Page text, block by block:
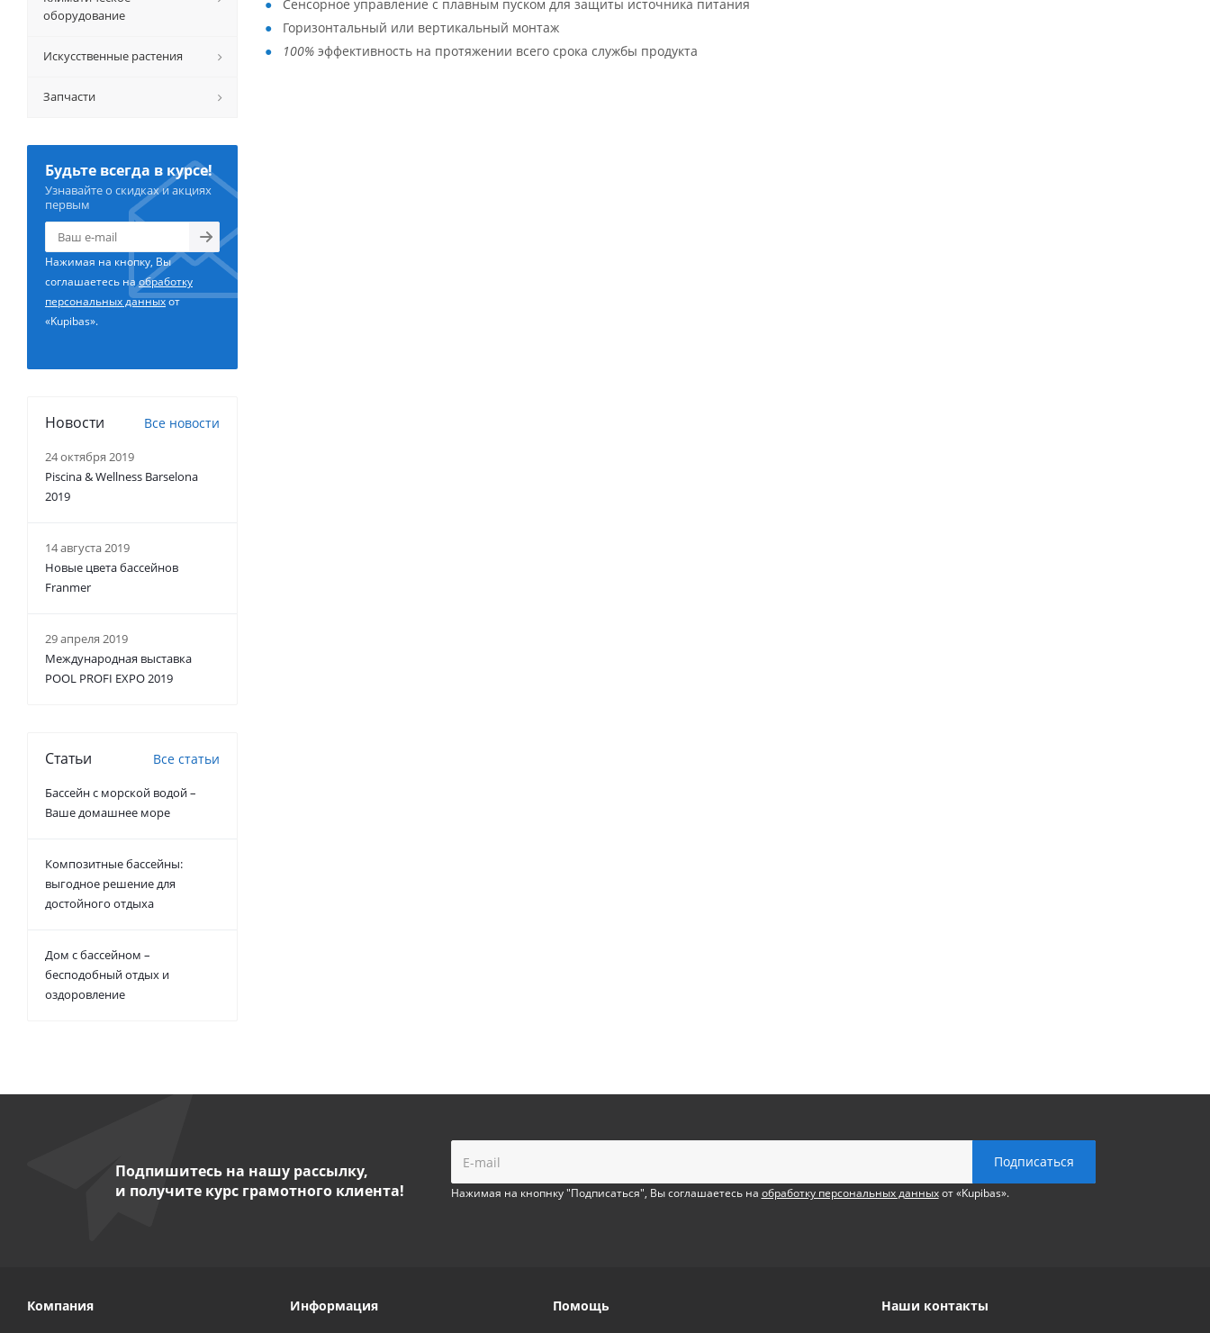
Сенсорное управление с плавным пуском для защиты источника питания
Горизонтальный или вертикальный монтаж
100% эффективность на протяжении всего срока службы продукта
оборудование
Искусственные растения
Запчасти
Будьте всегда в курсе!
Узнавайте о скидках и акциях
первым
Нажимая на кнопку, Вы
соглашаетесь наобработку
персональных данныхот
«Kupibas».
Новости Все новости
24 октября 2019
Piscina & Wellness Barselona
2019
14 августа 2019
Новые цвета бассейнов
Franmer
29 апреля 2019
Международная выставка
POOL PROFI EXPO 2019
Статьи Все статьи
Бассейн с морской водой –
Ваше домашнее море
Композитные бассейны:
выгодное решение для
достойного отдыха
Дом с бассейном –
бесподобный отдых и
оздоровление
Подпишитесь на нашу рассылку,
и получите курс грамотного клиента!
Нажимая на кнопнку "Подписаться", Вы соглашаетесь на обработку персональных данныхот «Kupibas».
Компания Информация Помощь Наши контакты